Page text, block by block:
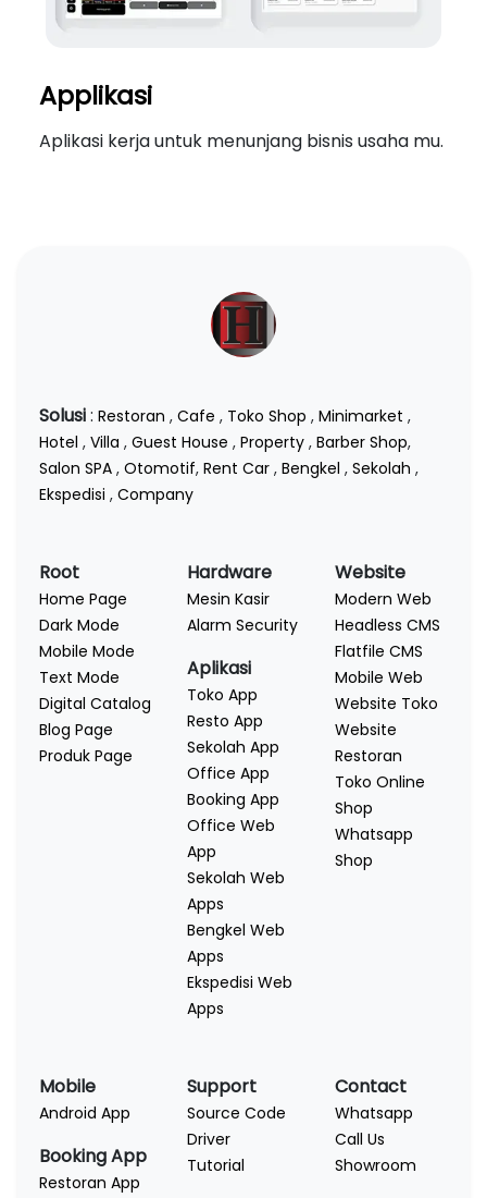
Applikasi
Aplikasi kerja untuk menunjang bisnis usaha mu.
Solusi: Restoran , Cafe , Toko Shop , Minimarket ,
Hotel , Villa , Guest House , Property , Barber Shop,
Salon SPA , Otomotif, Rent Car , Bengkel , Sekolah ,
Ekspedisi , Company
Root
Home Page
Dark Mode
Mobile Mode
Text Mode
Digital Catalog
Blog Page
Produk Page
Hardware
Mesin Kasir
Alarm Security
Aplikasi
Toko App
Resto App
Sekolah App
Office App
Booking App
Office Web
App
Sekolah Web
Apps
Bengkel Web
Apps
Ekspedisi Web
Apps
Website
Modern Web
Headless CMS
Flatfile CMS
Mobile Web
Website Toko
Website
Restoran
Toko Online
Shop
Whatsapp
Shop
Mobile
Android App
Booking App
Restoran App
Support
Source Code
Driver
Tutorial
Contact
Whatsapp
Call Us
Showroom